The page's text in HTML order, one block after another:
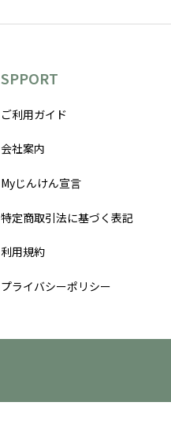
SPPORT
ご利用ガイド
会社案内
Myじんけん宣言
特定商取引法に基づく表記
利用規約
プライバシーポリシー